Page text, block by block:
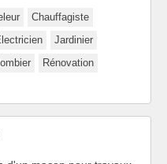
Chauffagiste
Jardinier
Rénovation